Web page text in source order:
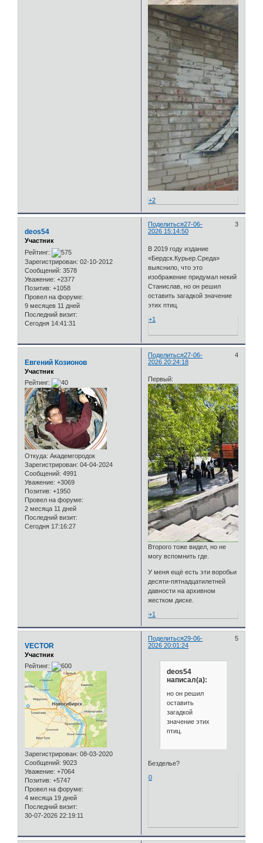
+2
Поделиться 3
27-06-
2026 15:14:50
deos54
Участник
Рейтинг:
Зарегистрирован: 02-10-2012
Сообщений: 3578
Уважение: +2377
Позитив: +1058
Провел на форуме:
9 месяцев 11 дней
Последний визит:
Сегодня 14:41:31
В 2019 году издание
«Бердск.Курьер.Среда»
выяснило, что это
изображение придумал некий
Станислав, но он решил
оставить загадкой значение
этих птиц.
+1
Поделиться 4
27-06-
2026 20:24:18
Евгений Козионов
Участник
Рейтинг:
Откуда: Академгородок
Зарегистрирован: 04-04-2024
Сообщений: 4991
Уважение: +3069
Позитив: +1950
Провел на форуме:
2 месяца 11 дней
Последний визит:
Сегодня 17:16:27
Первый:
Второго тоже видел, но не
могу вспомнить где.
У меня ещё есть эти воробьи
десяти-пятнадцатилетней
давности на архивном
жестком диске.
+1
Поделиться 5
29-06-
2026 20:01:24
VECTOR
Участник
Рейтинг:
Зарегистрирован: 08-03-2020
Сообщений: 9023
Уважение: +7064
Позитив: +5747
Провел на форуме:
4 месяца 19 дней
Последний визит:
30-07-2026 22:19:11
deos54
написал(а):
но он решил
оставить
загадкой
значение этих
птиц.
Безделье?
0